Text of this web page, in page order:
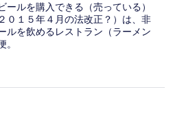
ルを購入できる（売っている）
０１５年４月の法改正？）は、非
ルを飲めるレストラン（ラーメン